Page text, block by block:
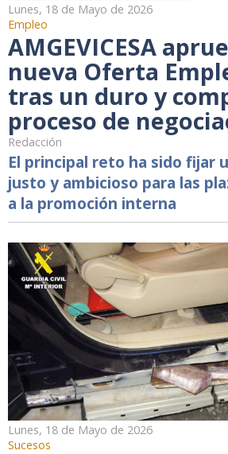
Lunes, 18 de Mayo de 2026
Empleo
AMGEVICESA
nueva Oferta
tras un duro y
proceso de
Redacción
El principal reto ha sido fijar
justo y ambicioso para las
a la promoción interna
Lunes, 18 de Mayo de 2026
Sucesos